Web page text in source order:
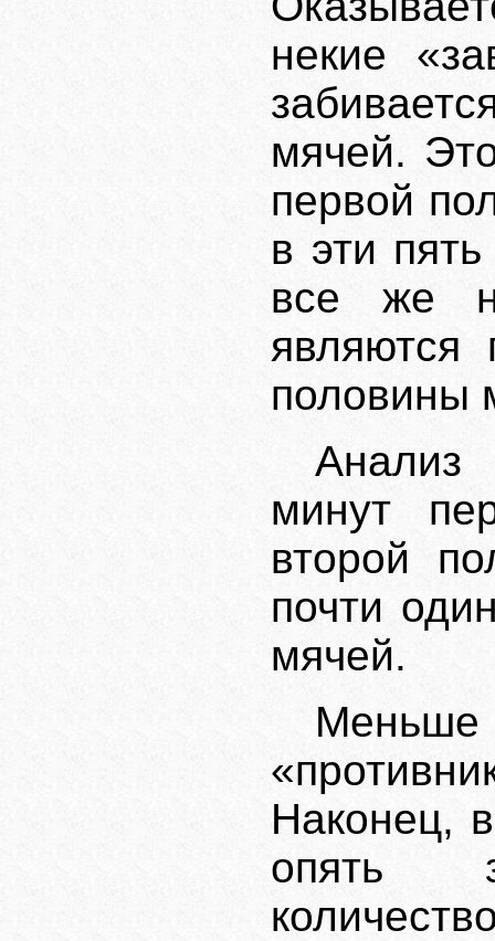
некие
мячей.
первой
в эти
все же
являются
половины
Анализ
минут
второй
почти
мячей.
Меньше
Наконец,
опять